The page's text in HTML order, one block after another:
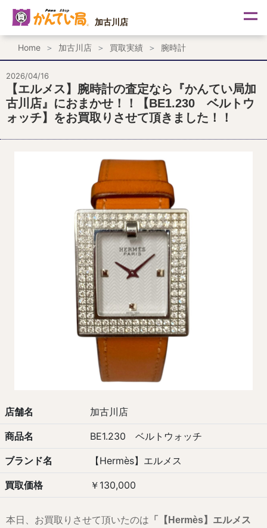
ス
ッ
プ
加古川店
Home 加古川店 買取実績 腕時計
2026/04/16
【エルメス】腕時計の査定なら『かんてい局加
古川店』におまかせ！！【BE1.230 ベルトウ
ォッチ】をお買取りさせて頂きました！！
店舗名 加古川店
商品名 BE1.230 ベルトウォッチ
ブランド名 【Hermès】エルメス
買取価格 ￥130,000
本日、お買取りさせて頂いたのは 「【Hermès】エルメス